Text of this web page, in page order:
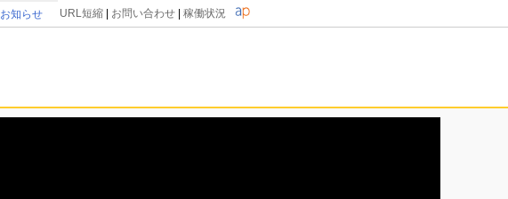
お知らせ URL短縮 | お問い合わせ | 稼働状況